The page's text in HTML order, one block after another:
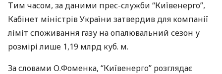
Тим часом, за даними прес-служби “Київенерго”,
Кабінет міністрів України затвердив для компанії
ліміт споживання газу на опалювальний сезон у
розмірі лише 1,19 млрд куб. м.
За словами О.Фоменка, “Київенерго” розглядає